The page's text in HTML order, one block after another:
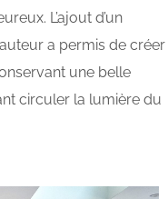
L’ajout d’un
a permis de créer
une belle
circuler la lumière du